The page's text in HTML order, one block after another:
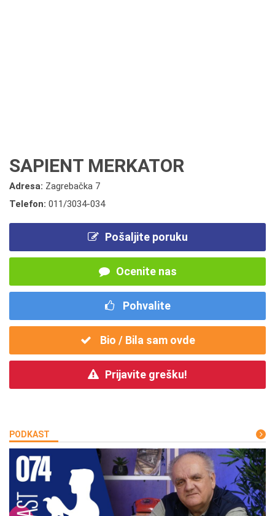
SAPIENT MERKATOR
Adresa: Zagrebačka 7
Telefon: 011/3034-034
Pošaljite poruku
Ocenite nas
Pohvalite
Bio / Bila sam ovde
Prijavite grešku!
PODKAST